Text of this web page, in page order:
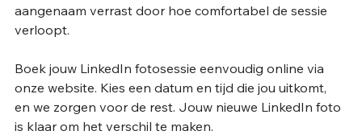
aangenaam verrast door hoe comfortabel de sessie
verloopt.
Boek jouw LinkedIn fotosessie eenvoudig online via
onze website. Kies een datum en tijd die jou uitkomt,
en we zorgen voor de rest. Jouw nieuwe LinkedIn foto
is klaar om het verschil te maken.